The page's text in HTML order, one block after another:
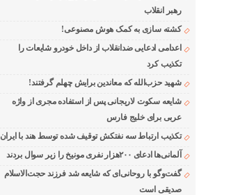
رهبر انقلاب
کشته سازی به کمک هوش مصنوعی!
اعدامی ادعایی ضدانقلاب از داخل خودرو شایعات را
تکذیب کرد
شهید حزب‌الله که معاندین برایش چهلم گرفتند!
شایعه سکوت لاریجانی پس از استفاده مجری از واژه
عربی برای خلیج فارس
تکذیب ارتباط سه نفتکش توقیف شده توسط هند با ایران
آلمانی‌ها ادعای ۲۰۰هزار نفری مونیخ را زیر سوال بردند
گفت‌وگو با روحانی‌ای که شایعه شد فرزند حجت‌الاسلام
صدیقی است